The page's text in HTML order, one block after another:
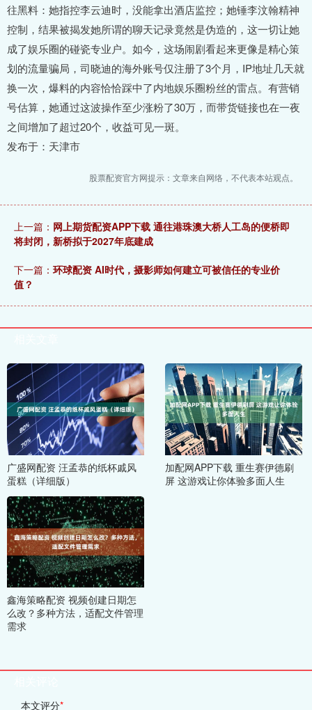
往黑料：她指控李云迪时，没能拿出酒店监控；她锤李汶翰精神
控制，结果被揭发她所谓的聊天记录竟然是伪造的，这一切让她
成了娱乐圈的碰瓷专业户。如今，这场闹剧看起来更像是精心策
划的流量骗局，司晓迪的海外账号仅注册了3个月，IP地址几天就
换一次，爆料的内容恰恰踩中了内地娱乐圈粉丝的雷点。有营销
号估算，她通过这波操作至少涨粉了30万，而带货链接也在一夜
之间增加了超过20个，收益可见一斑。
发布于：天津市
股票配资官方网提示：文章来自网络，不代表本站观点。
上一篇： 网上期货配资APP下载 通往港珠澳大桥人工岛的便桥即
将封闭，新桥拟于2027年底建成
下一篇： 环球配资 AI时代，摄影师如何建立可被信任的专业价
值？
广盛网配资 汪孟恭的纸杯戚风
蛋糕（详细版）
加配网APP下载 重生赛伊德刷
屏 这游戏让你体验多面人生
鑫海策略配资 视频创建日期怎
么改？多种方法，适配文件管理
需求
本文评分*